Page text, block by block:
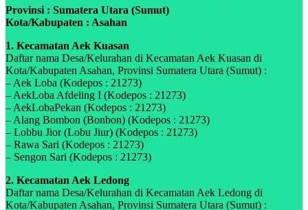
Provinsi : Sumatera Utara (Sumut)
Kota/Kabupaten : Asahan
1. Kecamatan Aek Kuasan
Daftar nama Desa/Kelurahan di Kecamatan Aek Kuasan di
Kota/Kabupaten Asahan, Provinsi Sumatera Utara (Sumut) :
– Aek Loba (Kodepos : 21273)
– AekLoba Afdeling I (Kodepos : 21273)
– AekLobaPekan (Kodepos : 21273)
– Alang Bombon (Bonbon) (Kodepos : 21273)
– Lobbu Jior (Lobu Jiur) (Kodepos : 21273)
– Rawa Sari (Kodepos : 21273)
– Sengon Sari (Kodepos : 21273)
2. Kecamatan Aek Ledong
Daftar nama Desa/Kelurahan di Kecamatan Aek Ledong di
Kota/Kabupaten Asahan, Provinsi Sumatera Utara (Sumut) :